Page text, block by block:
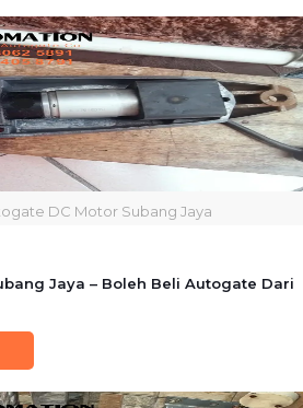
DC Motor Subang Jaya
Jaya – Boleh Beli Autogate Dari